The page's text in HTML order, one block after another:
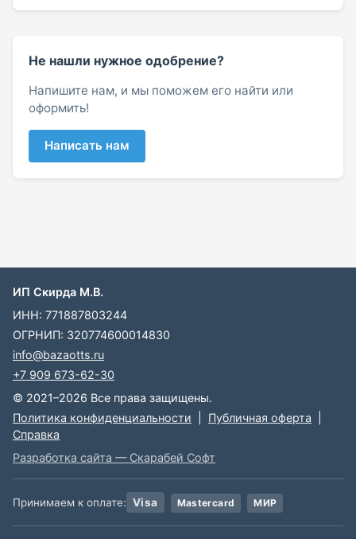
Не нашли нужное одобрение?
Напишите нам, и мы поможем его найти или
оформить!
Написать нам
ИП Скирда М.В.
ИНН: 771887803244
ОГРНИП: 320774600014830
info@bazaotts.ru
+7 909 673-62-30
© 2021–2026 Все права защищены.
Политика конфиденциальности
Публичная оферта
Справка
Разработка сайта — Скарабей Софт
Принимаем к оплате: Visa Mastercard МИР